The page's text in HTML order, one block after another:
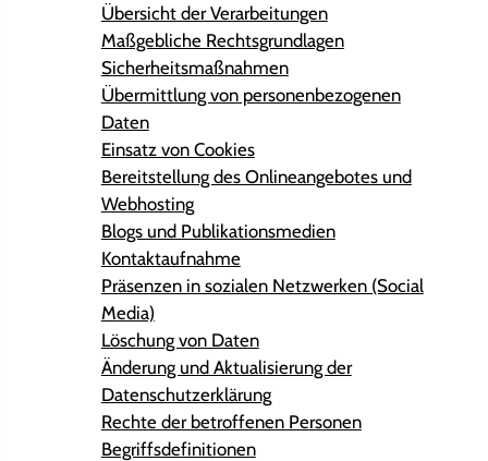
Übersicht der Verarbeitungen
Maßgebliche Rechtsgrundlagen
Sicherheitsmaßnahmen
Übermittlung von personenbezogenen
Daten
Einsatz von Cookies
Bereitstellung des Onlineangebotes und
Webhosting
Blogs und Publikationsmedien
Kontaktaufnahme
Präsenzen in sozialen Netzwerken (Social
Media)
Löschung von Daten
Änderung und Aktualisierung der
Datenschutzerklärung
Rechte der betroffenen Personen
Begriffsdefinitionen